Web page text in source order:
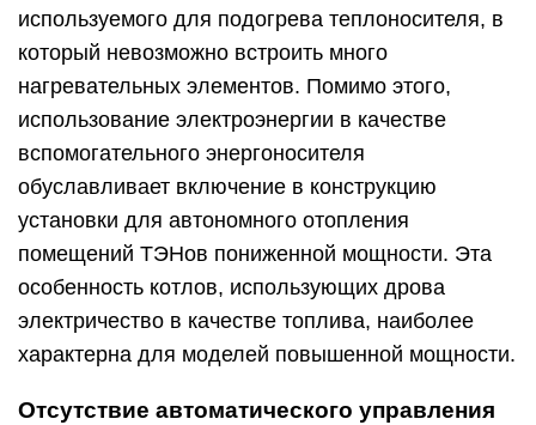
используемого для подогрева теплоносителя, в
который невозможно встроить много
нагревательных элементов. Помимо этого,
использование электроэнергии в качестве
вспомогательного энергоносителя
обуславливает включение в конструкцию
установки для автономного отопления
помещений ТЭНов пониженной мощности. Эта
особенность котлов, использующих дрова
электричество в качестве топлива, наиболее
характерна для моделей повышенной мощности.
Отсутствие автоматического управления